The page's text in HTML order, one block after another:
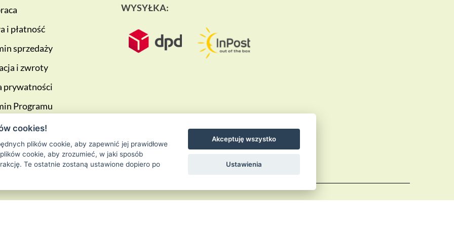
i płatność
sprzedaży
i zwroty
prywatności
Programu
WYSYŁKA:
cookies!
plików cookie, aby zapewnić jej prawidłowe
cookie, aby zrozumieć, w jaki sposób
Te ostatnie zostaną ustawione dopiero po
Akceptuję wszystko
Ustawienia